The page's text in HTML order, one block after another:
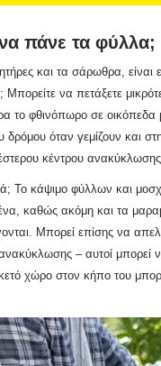
πάνε τα φύλλα;
και τα σάρωθρα,
Μπορείτε να πετάξετε
το φθινόπωρο σε
όταν γεμίζουν και
κέντρου
Το κάψιμο φύλλων και
καθώς ακόμη και τα
Μπορεί επίσης να
– αυτοί
χώρο στον κήπο του